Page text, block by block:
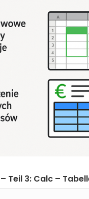
Teil 3: Calc –